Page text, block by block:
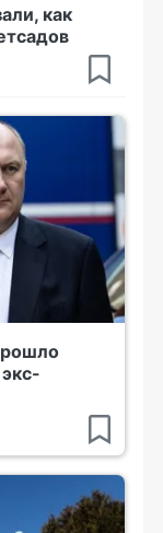
как